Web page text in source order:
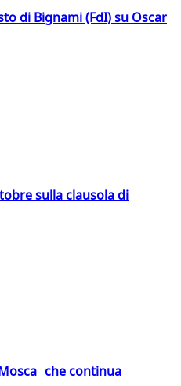
di Bignami (FdI) su Oscar
sulla clausola di
che continua